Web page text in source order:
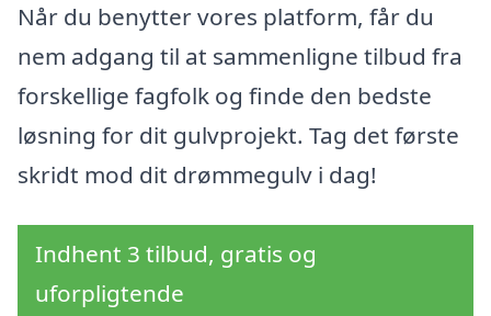
Når du benytter vores platform, får du
nem adgang til at sammenligne tilbud fra
forskellige fagfolk og finde den bedste
løsning for dit gulvprojekt. Tag det første
skridt mod dit drømmegulv i dag!
Indhent 3 tilbud, gratis og
uforpligtende